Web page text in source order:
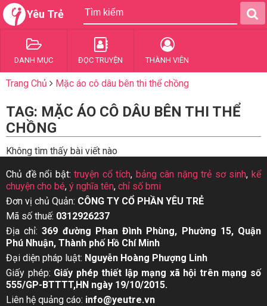
Yêu Trẻ
DANH MỤC ĐỌC TRUYỆN THÀNH VIÊN
Trang Chủ Mặc áo cô dâu bên thi thể chồng
TAG: MẶC ÁO CÔ DÂU BÊN THI THỂ
CHỒNG
Không tìm thấy bài viết nào
Chủ đề nổi bật:truyện cổ tích, bảng cân nặng trẻ sơ sinh,kể
chuyện cho bé, ý nghĩa tên, chỉ số bmi
Đơn vị chủ Quản: CÔNG TY CỔ PHẦN YÊU TRẺ
Mã số thuế: 0312926237
Địa chỉ:369 đường Phan Đình Phùng, Phường 15, Quận
Phú Nhuận, Thành phố Hồ Chí Minh
Đại diện pháp luật: Nguyễn Hoàng Phượng Linh
Giấy phép: Giấy phép thiết lập mạng xã hội trên mạng số
555/GP-BTTTT,HN ngày 19/10/2015.
Liên hệ quảng cáo: info@yeutre.vn